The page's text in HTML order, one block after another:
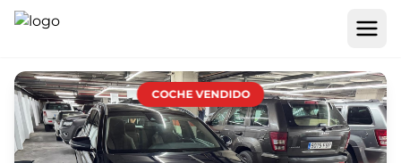
COCHE VENDIDO